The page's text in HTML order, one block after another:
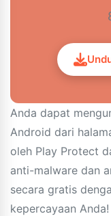
Anda dapat
Android dari
oleh Play Protect
anti-malware dan
secara gratis
kepercayaan Anda!